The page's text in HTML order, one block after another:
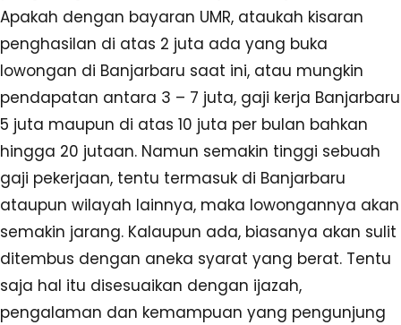
Apakah dengan bayaran UMR, ataukah kisaran
penghasilan di atas 2 juta ada yang buka
lowongan di Banjarbaru saat ini, atau mungkin
pendapatan antara 3 – 7 juta, gaji kerja Banjarbaru
5 juta maupun di atas 10 juta per bulan bahkan
hingga 20 jutaan. Namun semakin tinggi sebuah
gaji pekerjaan, tentu termasuk di Banjarbaru
ataupun wilayah lainnya, maka lowongannya akan
semakin jarang. Kalaupun ada, biasanya akan sulit
ditembus dengan aneka syarat yang berat. Tentu
saja hal itu disesuaikan dengan ijazah,
pengalaman dan kemampuan yang pengunjung